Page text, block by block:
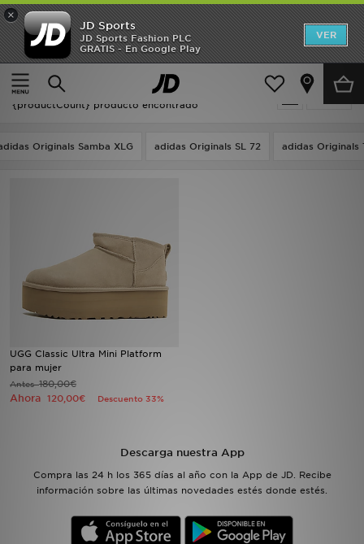
×
JD Sports
JD Sports Fashion PLC
GRATIS - En Google Play
VER
Página principal
Oferta | UGG Classic Ultra Mini
Oferta | UGG Classic Ultra Mini
{productCount} producto encontrado
Originals Samba XLG adidas Originals SL 72 adidas Originals
UGG Classic Ultra Mini Platform
para mujer
Antes180,00€
Ahora 120,00€ Descuento 33%
Descarga nuestra App
Compra las 24 h los 365 días al año con la App de JD. Recibe
información sobre las últimas novedades estés donde estés.
Hombre
Mujer
Niños
Deportes & Fitness
JD Fútbol
TARJETA REGALO
MI JD